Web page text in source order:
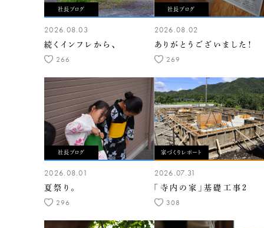
社長ブログ
2026.08.03
続くインフレから、
266
社長ブログ
2026.08.02
ありがとうございました！
269
社長ブログ
2026.08.01
夏祭り。
296
家づくりレポート
2026.07.31
「寺内の家」基礎工事2
308